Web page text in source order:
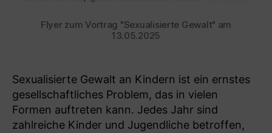
Flyer zum Vortrag "Sexualisierte Gewalt" am
13.05.2025
Sexualisierte Gewalt an Kindern ist ein ernstes
gesellschaftliches Problem, das in vielen
Formen auftreten kann. Jedes Jahr sind
zahlreiche Kinder und Jugendliche betroffen,